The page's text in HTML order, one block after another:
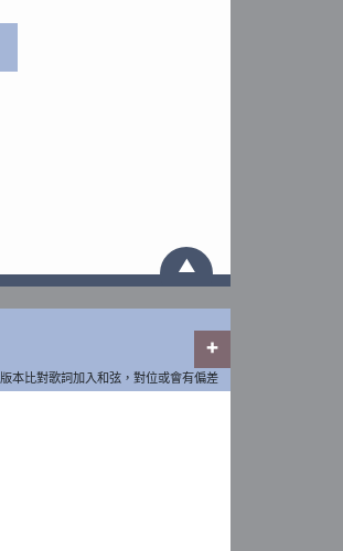
▲
+
版本比對歌詞加入和弦，對位或會有偏差